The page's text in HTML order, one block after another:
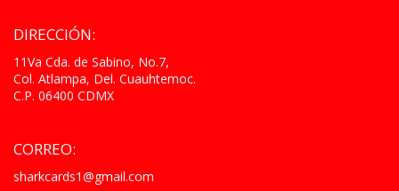
DIRECCIÓN:
11Va Cda. de Sabino, No.7,
Col. Atlampa, Del. Cuauhtemoc.
C.P. 06400 CDMX
CORREO:
sharkcards1@gmail.com